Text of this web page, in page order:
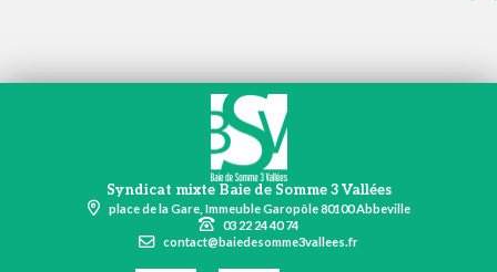
Syndicat mixte Baie de Somme 3 Vallées
place de la Gare, Immeuble Garopôle 80100 Abbeville
03 22 24 40 74
contact@baiedesomme3vallees.fr